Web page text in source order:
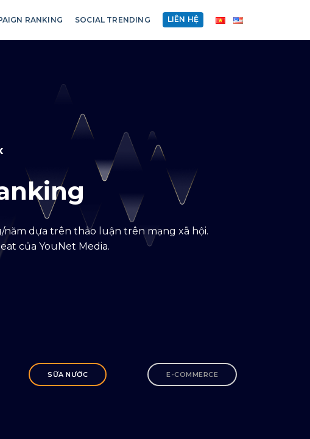
RANKING SOCIAL TRENDING LIÊN HỆ
dựa trên thảo luận trên mạng xã hội.
của YouNet Media.
SỮA NƯỚC E-COMMERCE